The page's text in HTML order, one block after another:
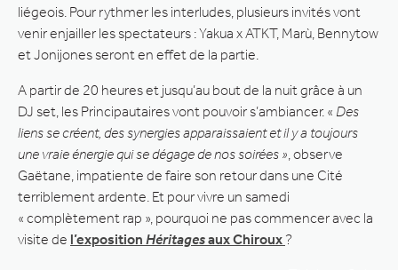
liégeois. Pour rythmer les interludes, plusieurs invités vont
venir enjailler les spectateurs : Yakua x ATKT, Marù, Bennytow
et Jonijones seront en effet de la partie.
A partir de 20 heures et jusqu’au bout de la nuit grâce à un
DJ set, les Principautaires vont pouvoir s’ambiancer. « Des
liens se créent, des synergies apparaissaient et il y a toujours
une vraie énergie qui se dégage de nos soirées » , observe
Gaëtane, impatiente de faire son retour dans une Cité
terriblement ardente. Et pour vivre un samedi
« complètement rap », pourquoi ne pas commencer avec la
visite de l’exposition Héritagesaux Chiroux ?